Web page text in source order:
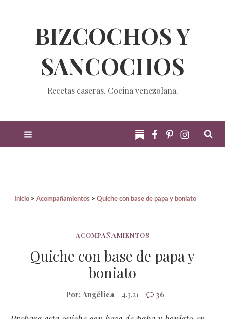
BIZCOCHOS Y
SANCOCHOS
Recetas caseras. Cocina venezolana.
Inicio Acompañamientos Quiche con base de papa y boniato
ACOMPAÑAMIENTOS
Quiche con base de papa y
boniato
Por:Angélica- 4.3.21 - 36